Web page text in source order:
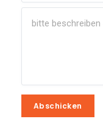
Abschicken
Abschicken